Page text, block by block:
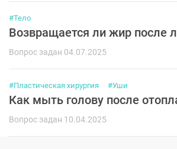
#Тело
Возвращается ли жир после
Вопрос задан 04.07.2025
#Пластическая хирургия #Уши
Как мыть голову после
Вопрос задан 10.04.2025